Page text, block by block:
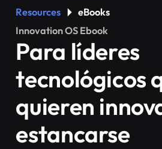
Resources
eBooks
Innovation OS Ebook
Para líderes
tecnológicos
quieren
estancarse